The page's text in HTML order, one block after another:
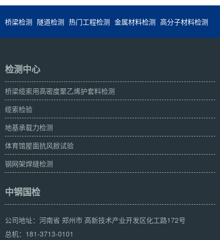
桥梁检测 隧道检测 热门工程检测 金属材料检测 高分子材料检测
检测中心
桥梁缆索用高密度聚乙烯护套料检测
缆索检验
地基承载力检测
体育馆屋面抗风掀试验
钢网架焊缝检测
中钢国检
公司地址：河南省 郑州市 高新技术产业开发区化工路172号
总机：181-3713-0101